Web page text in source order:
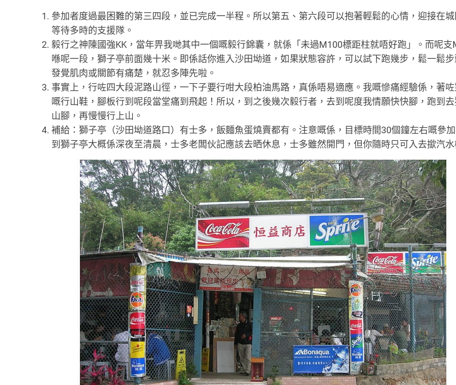
參加者度過最困難的第三四段，並已完成一半程。所以第五、第六段可以抱著輕鬆的心情，迎接在
等待多時的支援隊。
毅行之神陳國強KK，當年畀我哋其中一個嘅毅行錦囊，就係「未過M100標距柱就唔好跑」。而呢支
喺呢一段，獅子亭前面幾十米。即係話你進入沙田坳道，如果狀態容許，可以試下跑幾步，鬆一鬆
發覺肌肉或關節有痛楚，就忍多陣先啦。
事實上，行咗四大段泥路山徑，一下子要行咁大段柏油馬路，真係唔易適應。我嘅慘痛經驗係，著
嘅行山鞋，腳板行到呢段當堂痛到飛起！所以，到之後幾次毅行者，去到呢度我情願快快腳，跑到
山腳，再慢慢行上山。
補給：獅子亭（沙田坳道路口）有士多，飯麵魚蛋燒賣都有。注意嘅係，目標時間30個鐘左右嘅參
到獅子亭大概係深夜至清晨，士多老闆伙記應該去晒休息，士多雖然開門，但你隨時只可入去撳汽